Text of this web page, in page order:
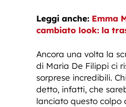
Leggi anche: Emma
cambiato look: la
Ancora una volta la
di Maria De Filippi ci
sorprese incredibili.
detto, infatti, che
lanciato questo colpo